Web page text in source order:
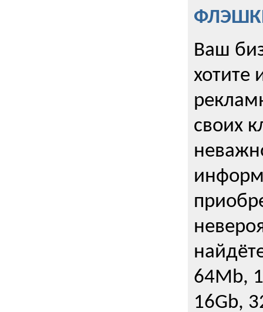
Ваш
хотите
своих
64Mb,
16Gb,